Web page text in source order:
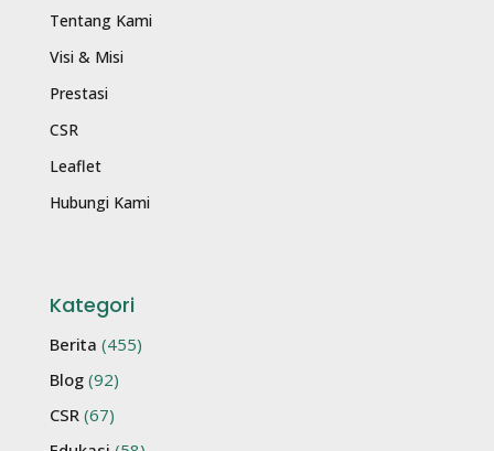
Tentang Kami
Visi & Misi
Prestasi
CSR
Leaflet
Hubungi Kami
Kategori
Berita (455)
Blog (92)
CSR (67)